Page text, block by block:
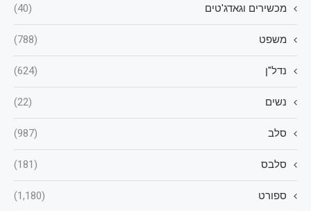
מכשירים וגאדג'טים (40)
משפט (788)
נדל"ן (624)
נשים (22)
סלב (987)
סלבס (181)
ספורט (1,180)